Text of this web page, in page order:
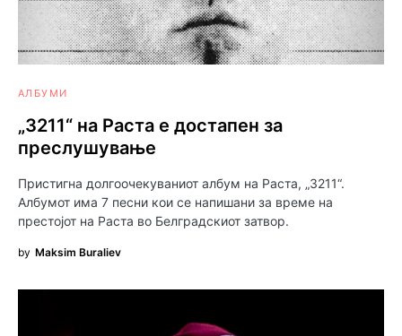
АЛБУМИ
„3211“ на Раста е достапен за
преслушување
Пристигна долгоочекуваниот албум на Раста, „3211“.
Албумот има 7 песни кои се напишани за време на
престојот на Раста во Белградскиот затвор.
by Maksim Buraliev